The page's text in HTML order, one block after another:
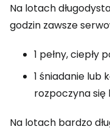
Na lotach
godzin zawsze
1 pełny, ciepły
1 śniadanie lub
rozpoczyna się
Na lotach bardzo